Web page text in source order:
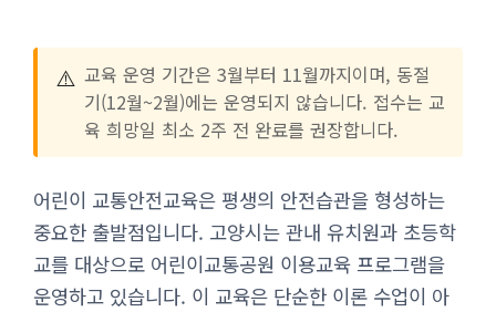
⚠️ 교육 운영 기간은 3월부터 11월까지이며, 동절
기(12월~2월)에는 운영되지 않습니다. 접수는 교
육 희망일 최소 2주 전 완료를 권장합니다.
어린이 교통안전교육은 평생의 안전습관을 형성하는
중요한 출발점입니다. 고양시는 관내 유치원과 초등학
교를 대상으로 어린이교통공원 이용교육 프로그램을
운영하고 있습니다. 이 교육은 단순한 이론 수업이 아